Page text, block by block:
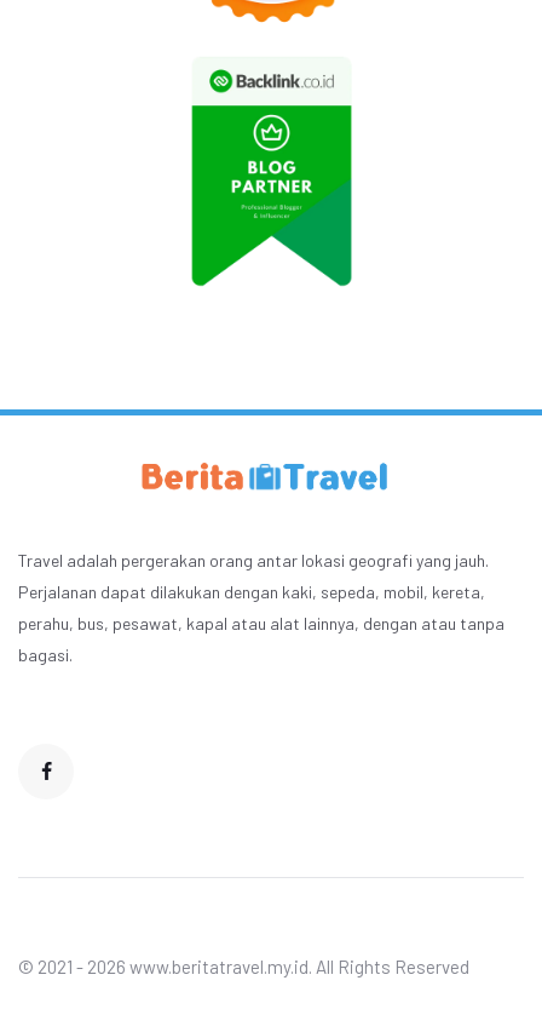
Travel adalah pergerakan orang antar lokasi geografi yang jauh.
Perjalanan dapat dilakukan dengan kaki, sepeda, mobil, kereta,
perahu, bus, pesawat, kapal atau alat lainnya, dengan atau tanpa
bagasi.
© 2021 - 2026 www.beritatravel.my.id. All Rights Reserved